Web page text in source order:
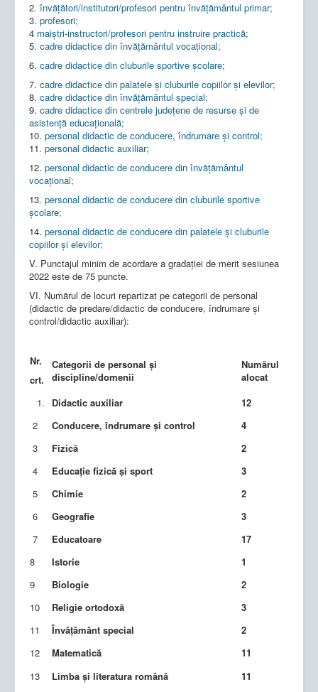
2. învăţători/institutori/profesori pentru învăţământul primar;
3. profesori;
4 maiştri-instructori/profesori pentru instruire practică;
5. cadre didactice din învăţământul vocaţional;
6. cadre didactice din cluburile sportive şcolare;
7. cadre didactice din palatele şi cluburile copiilor şi elevilor;
8. cadre didactice din învăţământul special;
9. cadre didactice din centrele judeţene de resurse şi de
asistenţă educaţională;
10. personal didactic de conducere, îndrumare şi control;
11. personal didactic auxiliar;
12. personal didactic de conducere din învăţământul
vocaţional;
13. personal didactic de conducere din cluburile sportive
şcolare;
14. personal didactic de conducere din palatele şi cluburile
copiilor şi elevilor;
V. Punctajul minim de acordare a gradației de merit sesiunea
2022 este de 75 puncte.
VI. Numărul de locuri repartizat pe categorii de personal
(didactic de predare/didactic de conducere, îndrumare și
control/didactic auxiliar):
Nr.
crt.
Categorii de personal și
discipline/domenii
Numărul
alocat
Didactic auxiliar
12
2
Conducere, îndrumare și control
4
3
Fizică
2
4
Educație fizică și sport
3
5
Chimie
2
6
Geografie
3
7
Educatoare
17
8
Istorie
1
9
Biologie
2
10
Religie ortodoxă
3
11
Învățământ special
2
12
Matematică
11
13
Limba și literatura română
11